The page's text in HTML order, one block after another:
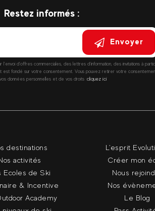
Restez informés :
Envoyer
d’offres commerciales, des lettres d’information, des invitations à
fondé sur votre consentement. Vous pouvez retirer votre
données personnelles et de vos droits :cliquez ici
destinations
activités
Ecoles de Ski
& Incentive
Academy
L'esprit
Créer mon
Nous
Nos
Le Blog